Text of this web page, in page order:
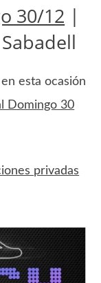
30/12 |
en esta ocasión
Domingo 30
privadas